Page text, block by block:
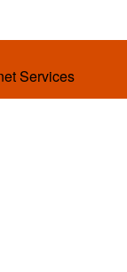
Services